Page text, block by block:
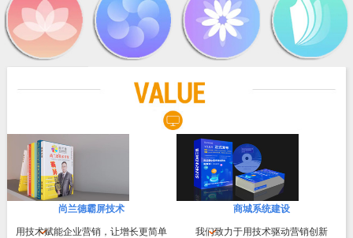
尚兰德霸屏技术
用技术赋能企业营销，让增长更简单
商城系统建设
我们致力于用技术驱动营销创新